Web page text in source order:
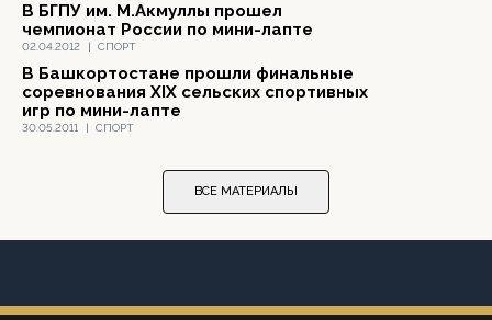
02.04.2012 | СПОРТ
В БГПУ им. М.Акмуллы прошел
чемпионат России по мини-лапте
30.05.2011 | СПОРТ
В Башкортостане прошли финальные
соревнования XIX сельских спортивных
игр по мини-лапте
ВСЕ МАТЕРИАЛЫ